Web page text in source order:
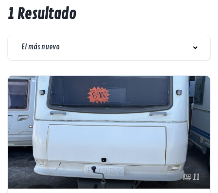
1 Resultado
El más nuevo
11